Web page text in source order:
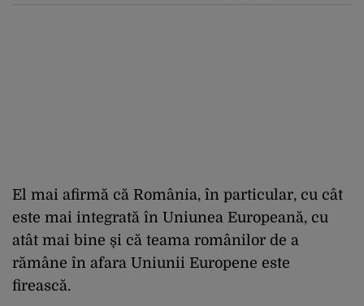
El mai afirmă că România, în particular, cu cât
este mai integrată în Uniunea Europeană, cu
atât mai bine și că teama românilor de a
rămâne în afara Uniunii Europene este
firească.